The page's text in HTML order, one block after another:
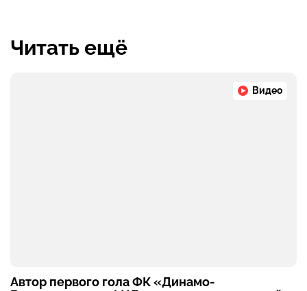
Читать ещё
Видео
Автор первого гола ФК «Динамо-